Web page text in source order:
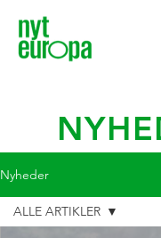
Nyheder
ALLE ARTIKLER